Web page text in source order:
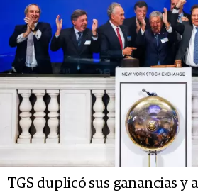
TGS duplicó sus ganancias y